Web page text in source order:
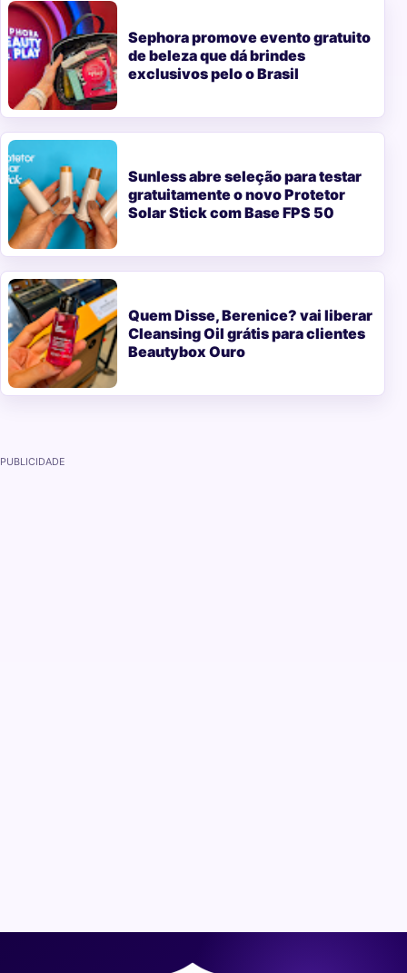
Sephora promove evento gratuito
de beleza que dá brindes
exclusivos pelo o Brasil
Sunless abre seleção para testar
gratuitamente o novo Protetor
Solar Stick com Base FPS 50
Quem Disse, Berenice? vai liberar
Cleansing Oil grátis para clientes
Beautybox Ouro
PUBLICIDADE